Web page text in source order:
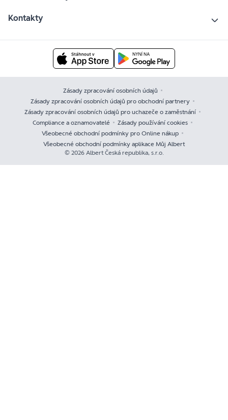
Kontakty
Zásady zpracování osobních údajů
Zásady zpracování osobních údajů pro obchodní partnery
Zásady zpracování osobních údajů pro uchazeče o zaměstnání
Compliance a oznamovatelé
Zásady používání cookies
Všeobecné obchodní podmínky pro Online nákup
Všeobecné obchodní podmínky aplikace Můj Albert
© 2026 Albert Česká republika, s.r.o.